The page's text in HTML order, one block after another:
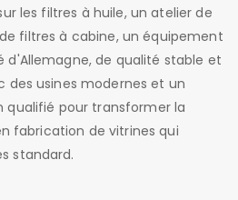
les filtres à huile, un atelier de
filtres à cabine, un équipement
de qualité stable et
des usines modernes et un
qualifié pour transformer la
fabrication de vitrines qui
standard.